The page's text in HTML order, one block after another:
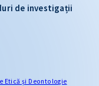
de investigații
Etică și Deontologie